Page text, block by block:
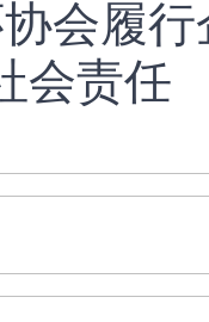
会履行
会责任